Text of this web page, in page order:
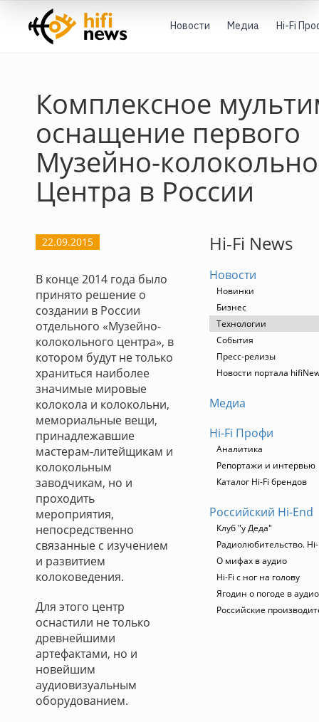
Новости Медиа Hi-Fi
Комплексное
оснащение первого
Музейно-
Центра в России
22.09.2015
В конце 2014 года было
принято решение о
создании в России
отдельного «Музейно-
колокольного центра», в
котором будут не только
храниться наиболее
значимые мировые
колокола и колокольни,
мемориальные вещи,
принадлежавшие
мастерам-литейщикам и
колокольным
заводчикам, но и
проходить
мероприятия,
непосредственно
связанные с изучением
и развитием
колоковедения.
Для этого центр
оснастили не только
древнейшими
артефактами, но и
новейшим
аудиовизуальным
оборудованием.
Hi-Fi News
Новости
Новинки
Бизнес
Технологии
События
Пресс-релизы
Новости портала
Медиа
Hi-Fi Профи
Аналитика
Репортажи и интервью
Каталог Hi-Fi брендов
Российский Hi-End
Клуб "у Деда"
Радиолюбительство.
О мифах в аудио
Hi-Fi с ног на голову
Ягодин о погоде в
Российские